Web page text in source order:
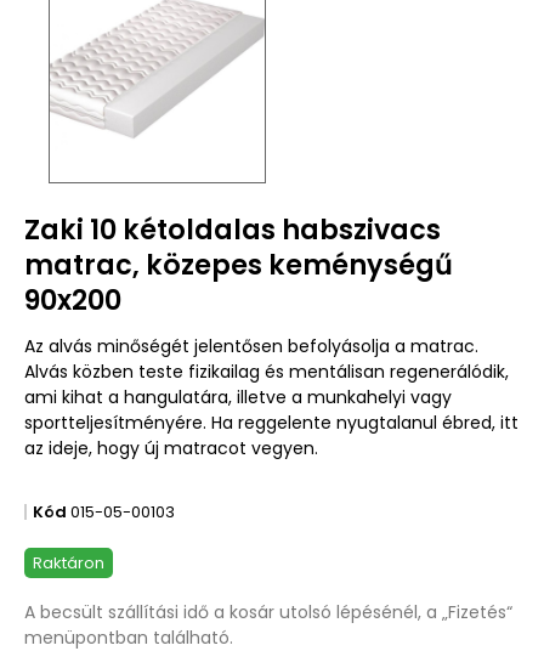
Zaki 10 kétoldalas habszivacs
matrac, közepes keménységű
90x200
Az alvás minőségét jelentősen befolyásolja a matrac.
Alvás közben teste fizikailag és mentálisan regenerálódik,
ami kihat a hangulatára, illetve a munkahelyi vagy
sportteljesítményére. Ha reggelente nyugtalanul ébred, itt
az ideje, hogy új matracot vegyen.
Kód 015-05-00103
Raktáron
A becsült szállítási idő a kosár utolsó lépésénél, a „Fizetés“
menüpontban található.